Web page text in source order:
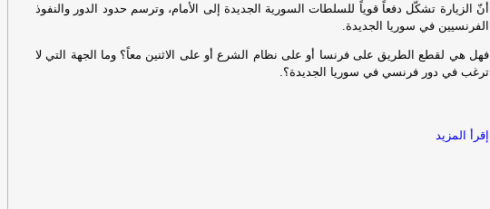
أنّ الزيارة تشكّل دفعاً قوياً للسلطات السورية الجديدة إلى الأمام، وترسم حدود الدور والنفوذ
الفرنسيين في سوريا الجديدة.
فهل هي لقطع الطريق على فرنسا أو على نظام الشرع أو على الاثنين معاً؟ وما الجهة التي لا
ترغب في دور فرنسي في سوريا الجديدة؟.
إقرأ المزيد